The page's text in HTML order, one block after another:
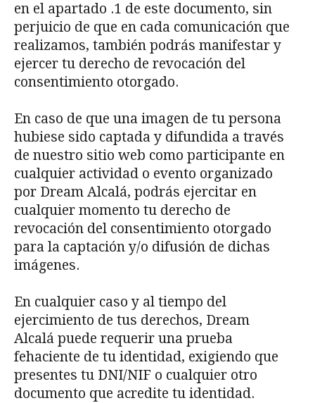
en el apartado .1 de este documento, sin
perjuicio de que en cada comunicación que
realizamos, también podrás manifestar y
ejercer tu derecho de revocación del
consentimiento otorgado.
En caso de que una imagen de tu persona
hubiese sido captada y difundida a través
de nuestro sitio web como participante en
cualquier actividad o evento organizado
por Dream Alcalá, podrás ejercitar en
cualquier momento tu derecho de
revocación del consentimiento otorgado
para la captación y/o difusión de dichas
imágenes.
En cualquier caso y al tiempo del
ejercimiento de tus derechos, Dream
Alcalá puede requerir una prueba
fehaciente de tu identidad, exigiendo que
presentes tu DNI/NIF o cualquier otro
documento que acredite tu identidad.